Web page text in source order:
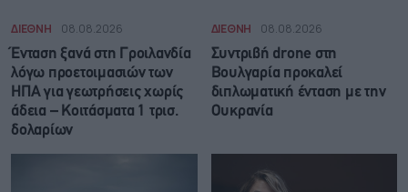
ΔΙΕΘΝΗ 08.08.2026
Ένταση ξανά στη Γροιλανδία
λόγω προετοιμασιών των
ΗΠΑ για γεωτρήσεις χωρίς
άδεια – Κοιτάσματα 1 τρισ.
δολαρίων
ΔΙΕΘΝΗ 08.08.2026
Συντριβή drone στη
Βουλγαρία προκαλεί
διπλωματική ένταση με την
Ουκρανία